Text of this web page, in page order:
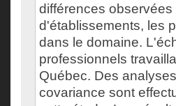
différences
d'établissements, les
dans le domaine.
professionnels
Québec. Des
covariance sont